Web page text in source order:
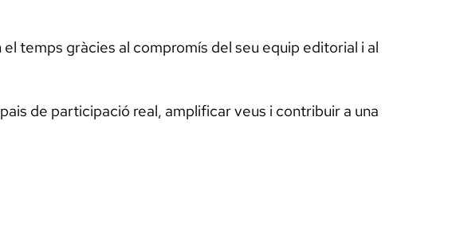
temps gràcies al compromís del seu equip editorial i al
de participació real, amplificar veus i contribuir a una